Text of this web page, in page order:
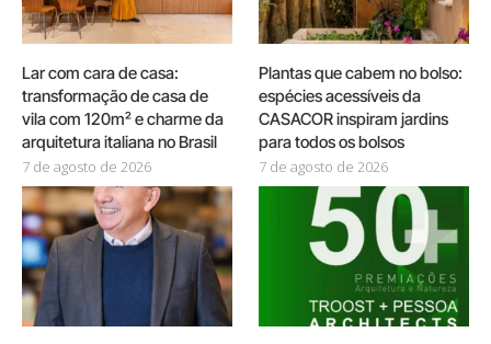
Lar com cara de casa:
transformação de casa de
vila com 120m² e charme da
arquitetura italiana no Brasil
7 de agosto de 2026
Plantas que cabem no bolso:
espécies acessíveis da
CASACOR inspiram jardins
para todos os bolsos
7 de agosto de 2026